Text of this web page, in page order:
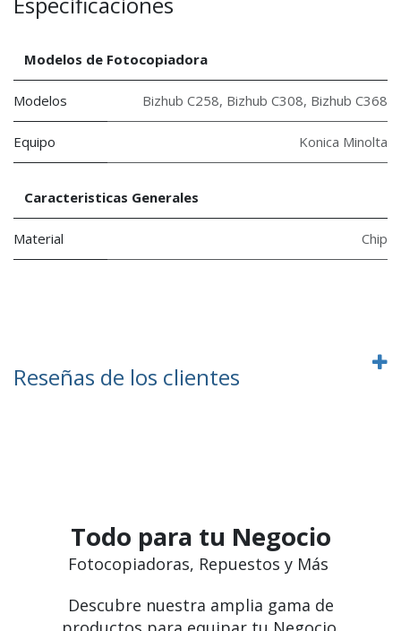
Modelos de Fotocopiadora
Modelos Bizhub C258, Bizhub C308, Bizhub C368
Equipo Konica Minolta
Caracteristicas Generales
Material Chip
Reseñas de los clientes
Todo para tu Negocio
Fotocopiadoras, Repuestos y Más
Descubre nuestra amplia gama de